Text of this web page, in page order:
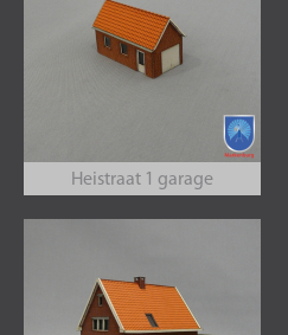
Heistraat 1 garage